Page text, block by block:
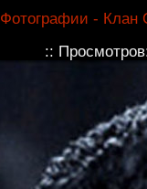
Фотографии - Клан
::